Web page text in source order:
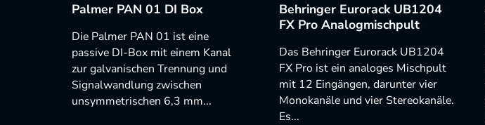
Palmer PAN 01 DI Box
Die Palmer PAN 01 ist eine
passive DI-Box mit einem Kanal
zur galvanischen Trennung und
Signalwandlung zwischen
unsymmetrischen 6,3 mm...
Behringer Eurorack UB1204
FX Pro Analogmischpult
Das Behringer Eurorack UB1204
FX Pro ist ein analoges Mischpult
mit 12 Eingängen, darunter vier
Monokanäle und vier Stereokanäle.
Es...